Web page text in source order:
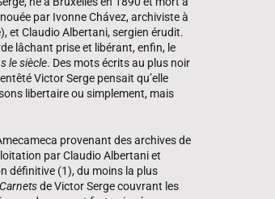
par Ivonne Chávez, archiviste à
et Claudio Albertani, sergien érudit.
lâchant prise et libérant, enfin, le
le siècle. Des mots écrits au plus noir
Victor Serge pensait qu’elle
libertaire ou simplement, mais
provenant des archives de
par Claudio Albertani et
définitive (1), du moins la plus
Carnetsde Victor Serge couvrant les